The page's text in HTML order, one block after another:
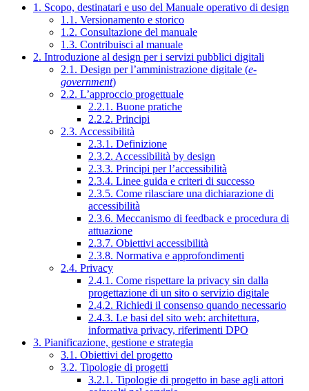
1. Scopo, destinatari e uso del Manuale operativo di design
1.1. Versionamento e storico
1.2. Consultazione del manuale
1.3. Contribuisci al manuale
2. Introduzione al design per i servizi pubblici digitali
2.1. Design per l’amministrazione digitale (e-
government)
2.2. L’approccio progettuale
2.2.1. Buone pratiche
2.2.2. Principi
2.3. Accessibilità
2.3.1. Definizione
2.3.2. Accessibilità by design
2.3.3. Principi per l’accessibilità
2.3.4. Linee guida e criteri di successo
2.3.5. Come rilasciare una dichiarazione di
accessibilità
2.3.6. Meccanismo di feedback e procedura di
attuazione
2.3.7. Obiettivi accessibilità
2.3.8. Normativa e approfondimenti
2.4. Privacy
2.4.1. Come rispettare la privacy sin dalla
progettazione di un sito o servizio digitale
2.4.2. Richiedi il consenso quando necessario
2.4.3. Le basi del sito web: architettura,
informativa privacy, riferimenti DPO
3. Pianificazione, gestione e strategia
3.1. Obiettivi del progetto
3.2. Tipologie di progetti
3.2.1. Tipologie di progetto in base agli attori